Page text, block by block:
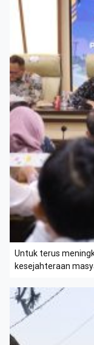
Untuk terus
kesejahteraan